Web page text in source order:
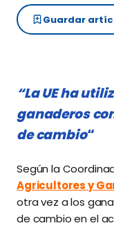
Guardar
“La UE ha
ganaderos
de cambio“
Según la
Agricultores y
otra vez a los
de cambio en el